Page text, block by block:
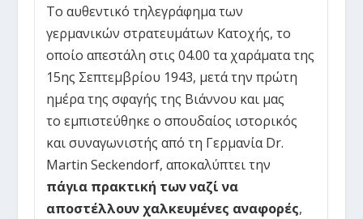
Το αυθεντικό τηλεγράφημα των
γερμανικών στρατευμάτων Κατοχής, το
οποίο απεστάλη στις 04.00 τα χαράματα της
15ης Σεπτεμβρίου 1943, μετά την πρώτη
ημέρα της σφαγής της Βιάννου και μας
το εμπιστεύθηκε ο σπουδαίος ιστορικός
και συναγωνιστής από τη Γερμανία Dr.
Martin Seckendorf, αποκαλύπτει την
πάγια πρακτική των ναζί να
αποστέλλουν χαλκευμένες αναφορές,